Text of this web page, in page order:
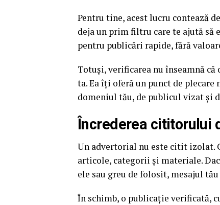
Pentru tine, acest lucru contează
deja un prim filtru care te ajută să
pentru publicări rapide, fără
Totuși, verificarea nu înseamnă
ta. Ea îți oferă un punct de
domeniul tău, de publicul vizat și
Încrederea cititorului
Un advertorial nu este citit
articole, categorii și materiale.
ele sau greu de folosit, mesajul
În schimb, o publicație verificată,